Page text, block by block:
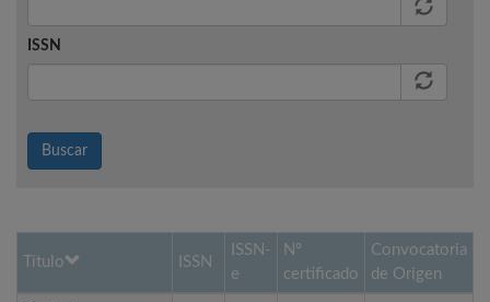
ISSN
Buscar
Título ISSN
ISSN-
e
Nº
certificado
Convocatoria
de Origen